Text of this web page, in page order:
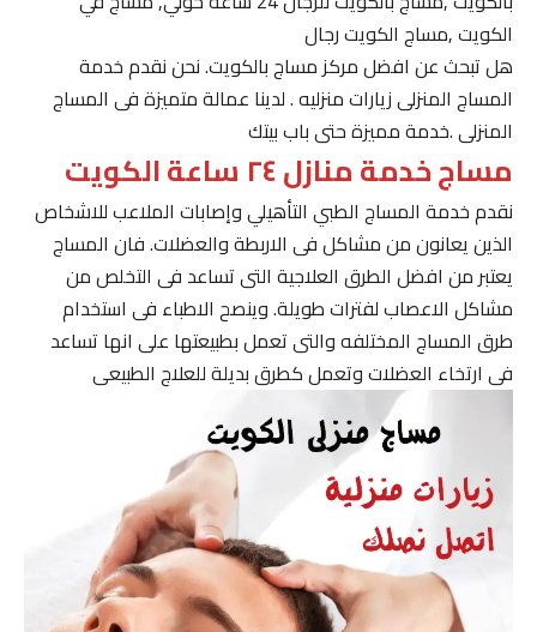
الكويت ,مساج الكويت رجال
هل تبحث عن افضل مركز مساج بالكويت. نحن نقدم خدمة
المساج المنزلى زيارات منزليه . لدينا عمالة متميزة فى المساج
المنزلى .خدمة مميزة حتى باب بيتك
مساج خدمة منازل ٢٤ ساعة الكويت
نقدم خدمة المساج الطبي التأهيلي وإصابات الملاعب للاشخاص
الذين يعانون من مشاكل فى الاربطة والعضلات. فان المساج
يعتبر من افضل الطرق العلاجية التى تساعد فى التخلص من
مشاكل الاعصاب لفترات طويلة. وينصح الاطباء فى استخدام
طرق المساج المختلفه والتى تعمل بطبيعتها على انها تساعد
فى ارتخاء العضلات وتعمل كطرق بديلة للعلاج الطبيعى